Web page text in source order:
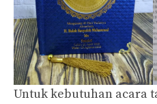
Untuk kebutuhan acara